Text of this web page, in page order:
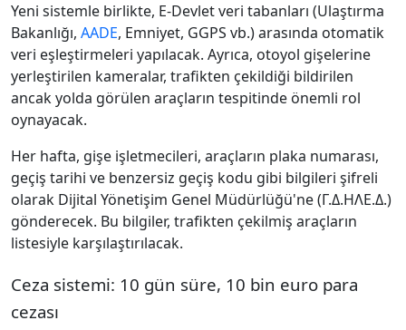
Yeni sistemle birlikte, E-Devlet veri tabanları (Ulaştırma
Bakanlığı, AADE, Emniyet, GGPS vb.) arasında otomatik
veri eşleştirmeleri yapılacak. Ayrıca, otoyol gişelerine
yerleştirilen kameralar, trafikten çekildiği bildirilen
ancak yolda görülen araçların tespitinde önemli rol
oynayacak.
Her hafta, gişe işletmecileri, araçların plaka numarası,
geçiş tarihi ve benzersiz geçiş kodu gibi bilgileri şifreli
olarak Dijital Yönetişim Genel Müdürlüğü'ne (Γ.Δ.ΗΛΕ.Δ.)
gönderecek. Bu bilgiler, trafikten çekilmiş araçların
listesiyle karşılaştırılacak.
Ceza sistemi: 10 gün süre, 10 bin euro para
cezası